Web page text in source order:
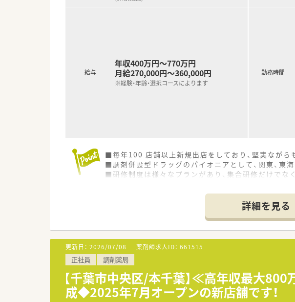
給与
年収400万円～770万円
月給270,000円～360,000円
※経験・年齢・選択コースによります
勤務時間
■毎年100 店舗以上新規出店をしており、堅実ながら
■調剤併設型ドラッグのパイオニアとして、関東、東
■研修制度は様々なプランがあり、集合研修だけでな
■総合薬剤師・調剤薬剤師（土日休み・19時までの勤
■調剤併設型だけでなく「医療モール・クリニック併
■在宅医療にも積極的取り組んでおり「訪問調剤特化
■「プラチナくるみん認定企業」「健康経営優良法人
います
■充実した研修制度、人事制度、評価制度、キャリア支
詳細を見る
更新日： 2026/07/08 薬剤師求人ID： 661515
正社員 調剤薬局
【千葉市中央区/本千葉】≪高年収最大
成◆2025年7月オープンの新店舗です！